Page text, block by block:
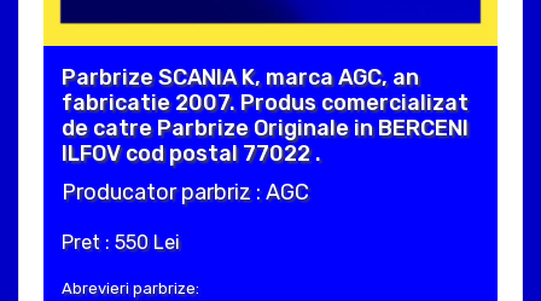
Parbrize SCANIA K, marca AGC, an
fabricatie 2007. Produs comercializat
de catre Parbrize Originale in BERCENI
ILFOV cod postal 77022 .
Producator parbriz : AGC
Pret : 550 Lei
Abrevieri parbrize: